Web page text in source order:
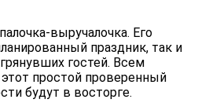
выручалочка. Его
праздник, так и
гостей. Всем
простой проверенный
будут в восторге.